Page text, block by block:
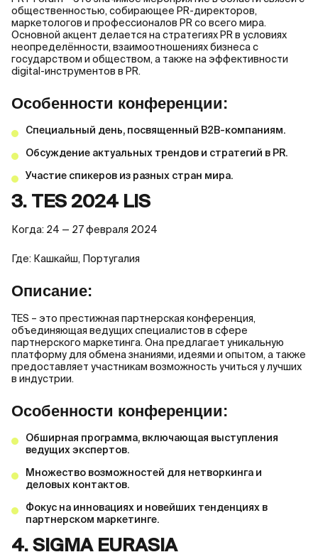
общественностью, собирающее PR-директоров,
маркетологов и профессионалов PR со всего мира.
Основной акцент делается на стратегиях PR в условиях
неопределённости, взаимоотношениях бизнеса с
государством и обществом, а также на эффективности
digital-инструментов в PR.
Особенности конференции:
Специальный день, посвященный B2B-компаниям.
Обсуждение актуальных трендов и стратегий в PR.
Участие спикеров из разных стран мира.
3. TES 2024 LIS
Когда: 24 — 27 февраля 2024
Где: Кашкайш, Португалия
Описание:
TES – это престижная партнерская конференция,
объединяющая ведущих специалистов в сфере
партнерского маркетинга. Она предлагает уникальную
платформу для обмена знаниями, идеями и опытом, а также
предоставляет участникам возможность учиться у лучших
в индустрии.
Особенности конференции:
Обширная программа, включающая выступления
ведущих экспертов.
Множество возможностей для нетворкинга и
деловых контактов.
Фокус на инновациях и новейших тенденциях в
партнерском маркетинге.
4. SIGMA EURASIA